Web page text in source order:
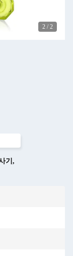
2 / 2
기 ,